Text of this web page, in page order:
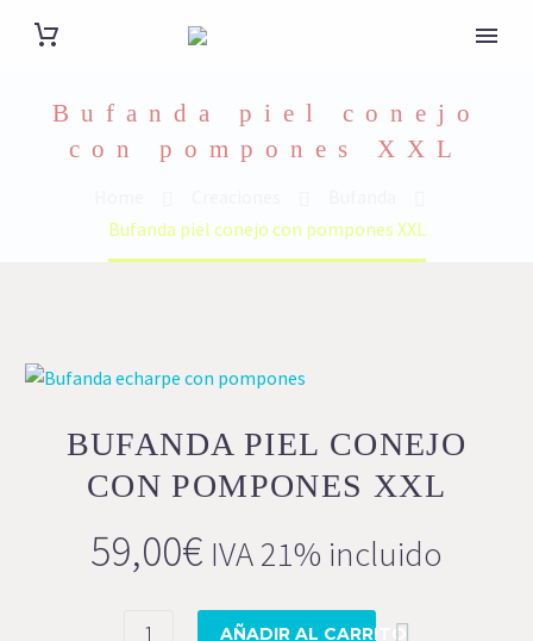
Bufanda piel conejo
con pompones XXL
Bufanda piel conejo con pompones XXL
BUFANDA PIEL CONEJO
CON POMPONES XXL
59,00€ IVA 21% incluido
Bufanda
AÑADIR AL CARRITO